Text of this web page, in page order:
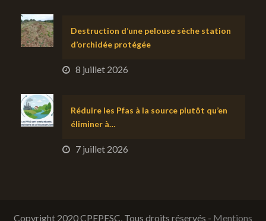
Destruction d’une pelouse sèche station
d’orchidée protégée
8 juillet 2026
Réduire les Pfas à la source plutôt qu’en
éliminer à…
7 juillet 2026
Copyright 2020 CPEPESC, Tous droits réservés - Mentions